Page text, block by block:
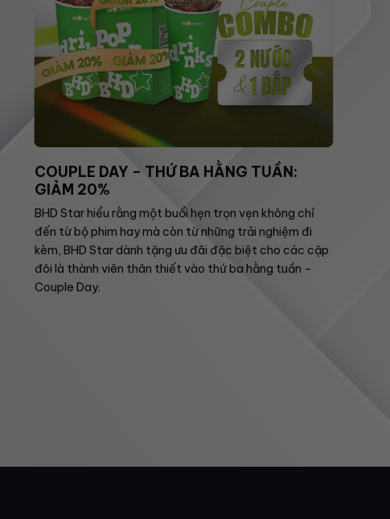
COUPLE DAY – THỨ BA HẰNG TUẦN:
GIẢM 20%
BHD Star hiểu rằng một buổi hẹn trọn vẹn không chỉ
đến từ bộ phim hay mà còn từ những trải nghiệm đi
kèm, BHD Star dành tặng ưu đãi đặc biệt cho các cặp
đôi là thành viên thân thiết vào thứ ba hằng tuần –
Couple Day.